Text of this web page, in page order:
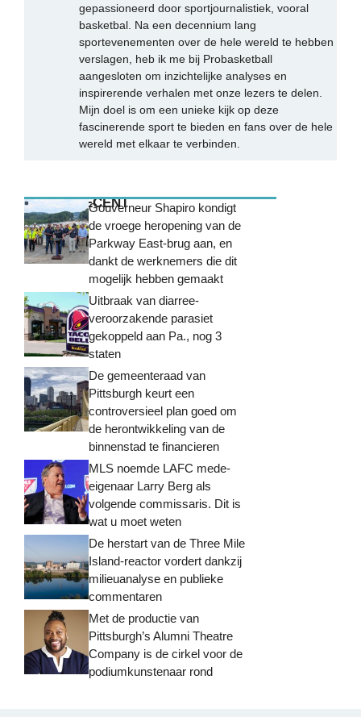
gepassioneerd door sportjournalistiek, vooral
basketbal. Na een decennium lang
sportevenementen over de hele wereld te hebben
verslagen, heb ik me bij Probasketball
aangesloten om inzichtelijke analyses en
inspirerende verhalen met onze lezers te delen.
Mijn doel is om een unieke kijk op deze
fascinerende sport te bieden en fans over de hele
wereld met elkaar te verbinden.
MEEST RECENTGouverneur Shapiro kondigt
de vroege heropening van de
Parkway East-brug aan, en
dankt de werknemers die dit
mogelijk hebben gemaakt
Uitbraak van diarree-
veroorzakende parasiet
gekoppeld aan Pa., nog 3
staten
De gemeenteraad van
Pittsburgh keurt een
controversieel plan goed om
de herontwikkeling van de
binnenstad te financieren
MLS noemde LAFC mede-
eigenaar Larry Berg als
volgende commissaris. Dit is
wat u moet weten
De herstart van de Three Mile
Island-reactor vordert dankzij
milieuanalyse en publieke
commentaren
Met de productie van
Pittsburgh’s Alumni Theatre
Company is de cirkel voor de
podiumkunstenaar rond